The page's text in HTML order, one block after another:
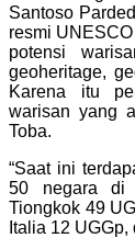
Santoso
resmi
potensi
geoheritage,
Karena itu
warisan yang
Toba.
“Saat ini
50 negara di
Tiongkok 49
Italia 12